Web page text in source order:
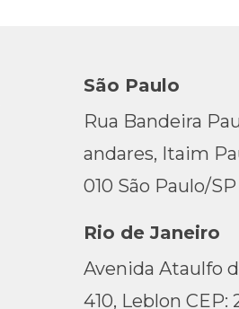
São Paulo
Rua Bandeira
andares, Itaim
010 São Paulo/SP
Rio de Janeiro
Avenida Ataulfo
410, Leblon CEP: